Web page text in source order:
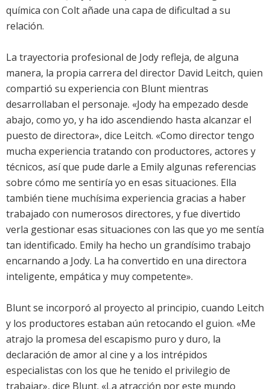
química con Colt añade una capa de dificultad a su
relación.
La trayectoria profesional de Jody refleja, de alguna
manera, la propia carrera del director David Leitch, quien
compartió su experiencia con Blunt mientras
desarrollaban el personaje. «Jody ha empezado desde
abajo, como yo, y ha ido ascendiendo hasta alcanzar el
puesto de directora», dice Leitch. «Como director tengo
mucha experiencia tratando con productores, actores y
técnicos, así que pude darle a Emily algunas referencias
sobre cómo me sentiría yo en esas situaciones. Ella
también tiene muchísima experiencia gracias a haber
trabajado con numerosos directores, y fue divertido
verla gestionar esas situaciones con las que yo me sentía
tan identificado. Emily ha hecho un grandísimo trabajo
encarnando a Jody. La ha convertido en una directora
inteligente, empática y muy competente».
Blunt se incorporó al proyecto al principio, cuando Leitch
y los productores estaban aún retocando el guion. «Me
atrajo la promesa del escapismo puro y duro, la
declaración de amor al cine y a los intrépidos
especialistas con los que he tenido el privilegio de
trabajar», dice Blunt. «La atracción por este mundo